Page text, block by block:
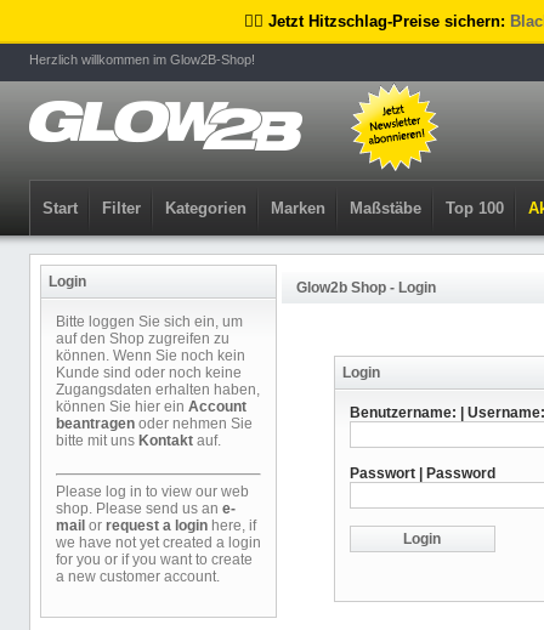
🏴‍☠️ Jetzt Hitzschlag-Preise sichern:
Herzlich willkommen im Glow2B-Shop!
Start Filter Kategorien Marken Maßstäbe Top 100
Login
Bitte loggen Sie sich ein, um
auf den Shop zugreifen zu
können. Wenn Sie noch kein
Kunde sind oder noch keine
Zugangsdaten erhalten haben,
können Sie hier ein Account
beantragen oder nehmen Sie
bitte mit uns Kontakt auf.
Please log in to view our web
shop. Please send us an e-
mail or request a login here, if
we have not yet created a login
for you or if you want to create
a new customer account.
Glow2b Shop - Login
Login
Benutzername: | Username:
Passwort | Password